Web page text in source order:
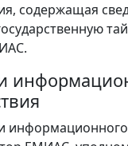
содержащая